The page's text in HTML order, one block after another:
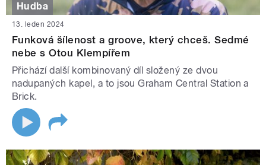
Hudba
13. leden 2024
Funková šílenost a groove, který chceš. Sedmé
nebe s Otou Klempířem
Přichází další kombinovaný díl složený ze dvou
nadupaných kapel, a to jsou Graham Central Station a
Brick.